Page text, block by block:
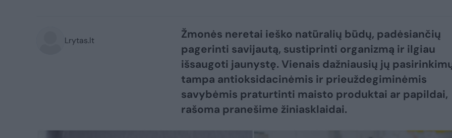
Lrytas.lt
Žmonės neretai ieško natūralių būdų, padėsiančių
pagerinti savijautą, sustiprinti organizmą ir ilgiau
išsaugoti jaunystę. Vienais dažniausių jų
tampa antioksidacinėmis ir prieuždegiminėmis
savybėmis praturtinti maisto produktai ar papildai,
rašoma pranešime žiniasklaidai.